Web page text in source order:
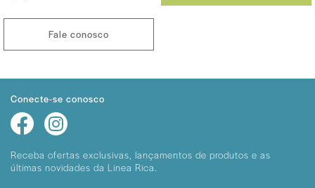
Fale conosco
Conecte-se conosco
Receba ofertas exclusivas, lançamentos de produtos e as
últimas novidades da Linea Rica.